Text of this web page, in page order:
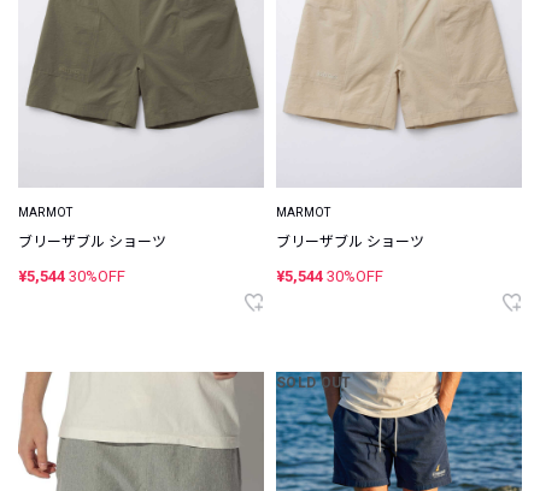
MARMOT
ブリーザブル ショーツ
¥5,544 30%OFF
MARMOT
ブリーザブル ショーツ
¥5,544 30%OFF
SOLD OUT